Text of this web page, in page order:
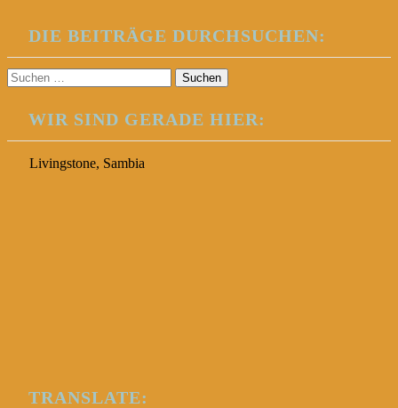
DIE BEITRÄGE DURCHSUCHEN:
Suchen
nach:
WIR SIND GERADE HIER:
Livingstone, Sambia
TRANSLATE: